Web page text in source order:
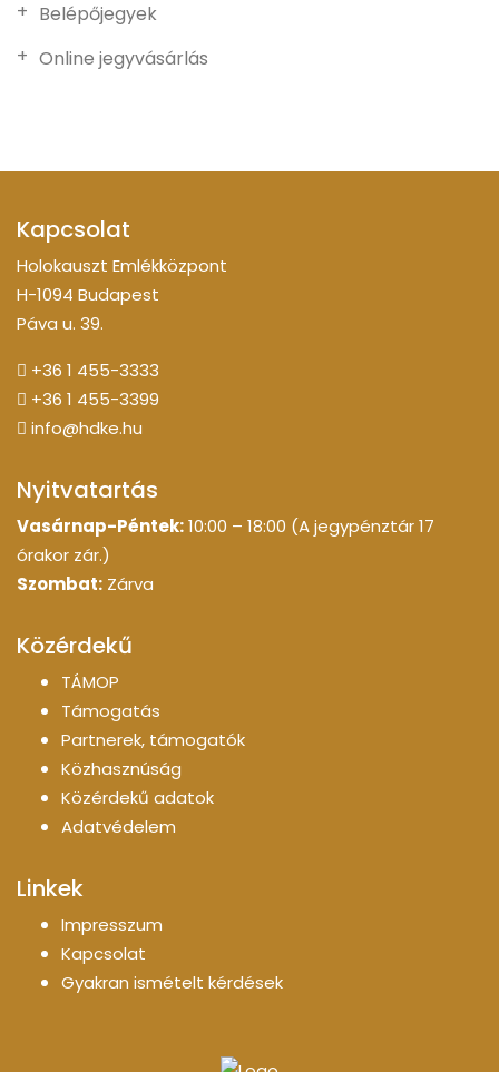
Belépőjegyek
Online jegyvásárlás
Kapcsolat
Holokauszt Emlékközpont
H-1094 Budapest
Páva u. 39.
+36 1 455-3333
+36 1 455-3399
info@hdke.hu
Nyitvatartás
Vasárnap-Péntek:10:00 – 18:00 (A jegypénztár 17
órakor zár.)
Szombat: Zárva
Közérdekű
TÁMOP
Támogatás
Partnerek, támogatók
Közhasznúság
Közérdekű adatok
Adatvédelem
Linkek
Impresszum
Kapcsolat
Gyakran ismételt kérdések